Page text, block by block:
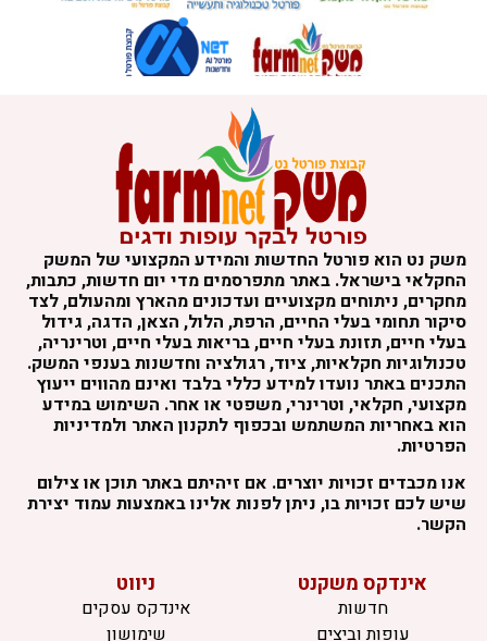
משק נט הוא פורטל החדשות והמידע המקצועי של המשק
החקלאי בישראל. באתר מתפרסמים מדי יום חדשות, כתבות,
מחקרים, ניתוחים מקצועיים ועדכונים מהארץ ומהעולם, לצד
סיקור תחומי בעלי החיים, הרפת, הלול, הצאן, הדגה, גידול
בעלי חיים, תזונת בעלי חיים, בריאות בעלי חיים, וטרינריה,
טכנולוגיות חקלאיות, ציוד, רגולציה וחדשנות בענפי המשק.
התכנים באתר נועדו למידע כללי בלבד ואינם מהווים ייעוץ
מקצועי, חקלאי, וטרינרי, משפטי או אחר. השימוש במידע
הוא באחריות המשתמש ובכפוף לתקנון האתר ולמדיניות
הפרטיות.
אנו מכבדים זכויות יוצרים. אם זיהיתם באתר תוכן או צילום
שיש לכם זכויות בו, ניתן לפנות אלינו באמצעות עמוד יצירת
הקשר.
אינדקס משקנט
חדשות
עופות וביצים
ניווט
אינדקס עסקים
שימושון